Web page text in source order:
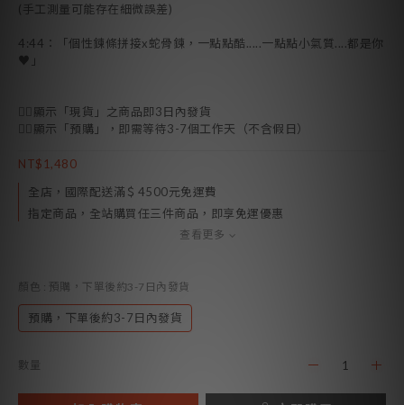
(手工測量可能存在細微誤差)
4:44：「個性鍊條拼接x蛇骨鍊，一點點酷.....一點點小氣質....都是你
♥」
👉🏻顯示「現貨」之商品即3日內發貨
👉🏻顯示「預購」，即需等待3-7個工作天（不含假日）
NT$1,480
全店，國際配送滿＄4500元免運費
指定商品，全站購買任三件商品，即享免運優惠
查看更多
顏色 : 預購，下單後約3-7日內發貨
預購，下單後約3-7日內發貨
數量